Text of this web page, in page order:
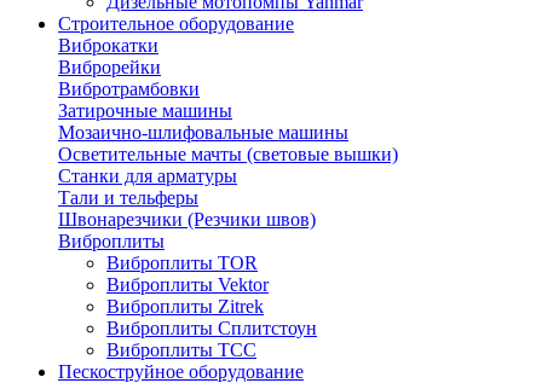
Строительное оборудование
Виброкатки
Виброрейки
Вибротрамбовки
Затирочные машины
Мозаично-шлифовальные машины
Осветительные мачты (световые вышки)
Станки для арматуры
Тали и тельферы
Швонарезчики (Резчики швов)
Виброплиты
Виброплиты TOR
Виброплиты Vektor
Виброплиты Zitrek
Виброплиты Сплитстоун
Виброплиты ТСС
Пескоструйное оборудование